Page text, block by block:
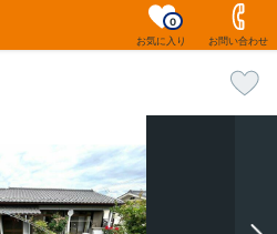
お気に入り
0
お問い合わせ